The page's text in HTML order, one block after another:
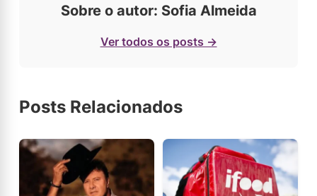
Sobre o autor: Sofia Almeida
Ver todos os posts →
Posts Relacionados